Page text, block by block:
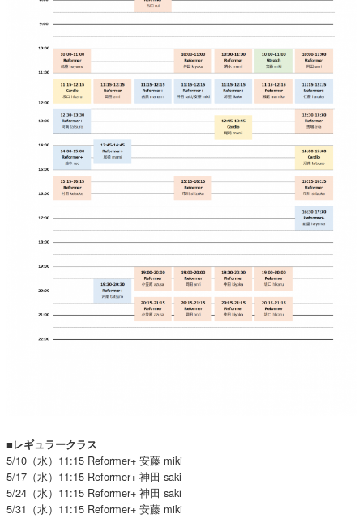
■レギュラークラス
5/10（水）11:15 Reformer+ 安藤 miki
5/17（水）11:15 Reformer+ 神田 saki
5/24（水）11:15 Reformer+ 神田 saki
5/31（水）11:15 Reformer+ 安藤 miki